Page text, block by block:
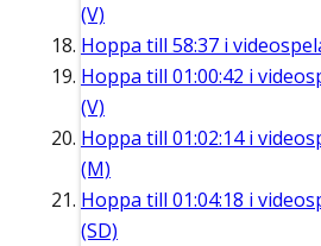
(V)
Hoppa till 58:37 i
Hoppa till 01:00:42 i
(V)
Hoppa till 01:02:14i
(M)
Hoppa till 01:04:18 i
(SD)